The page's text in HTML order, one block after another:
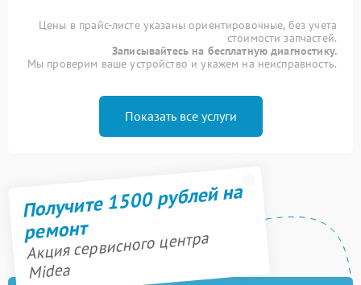
Цены в прайс-листе указаны ориентировочные, без учета
стоимости запчастей.
Записывайтесь на бесплатную диагностику.
Мы проверим ваше устройство и укажем на неисправность.
Показать все услуги
Получите 1500 рублей на
ремонт
Акция сервисного центра
Midea